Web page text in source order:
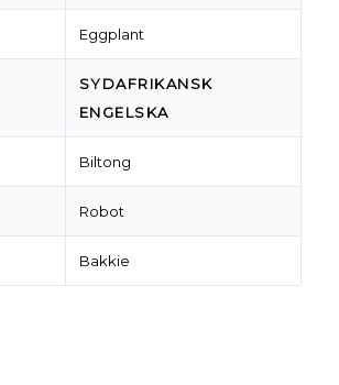
Eggplant
SYDAFRIKANSK
ENGELSKA
Biltong
Robot
Bakkie